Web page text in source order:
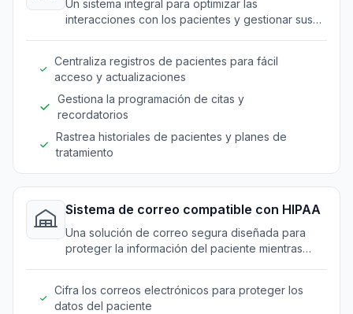
Un sistema integral para optimizar las
interacciones con los pacientes y gestionar sus
Centraliza registros de pacientes para fácil
acceso y actualizaciones
Gestiona la programación de citas y
recordatorios
Rastrea historiales de pacientes y planes de
tratamiento
Sistema de correo compatible con HIPAA
Una solución de correo segura diseñada para
proteger la información del paciente mientras
Cifra los correos electrónicos para proteger los
datos del paciente